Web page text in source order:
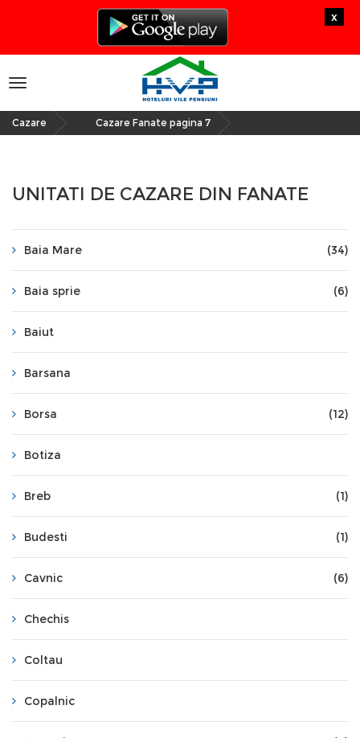
x
Toggle
navigation
Cazare Cazare Fanate pagina 7
UNITATI DE CAZARE DIN FANATE
Baia Mare (34)
Baia sprie (6)
Baiut
Barsana
Borsa (12)
Botiza
Breb (1)
Budesti (1)
Cavnic (6)
Chechis
Coltau
Copalnic